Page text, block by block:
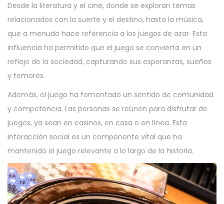
Desde la literatura y el cine, donde se exploran temas
relacionados con la suerte y el destino, hasta la música,
que a menudo hace referencia a los juegos de azar. Esta
influencia ha permitido que el juego se convierta en un
reflejo de la sociedad, capturando sus esperanzas, sueños
y temores.
Además, el juego ha fomentado un sentido de comunidad
y competencia. Las personas se reúnen para disfrutar de
juegos, ya sean en casinos, en casa o en línea. Esta
interacción social es un componente vital que ha
mantenido el juego relevante a lo largo de la historia.